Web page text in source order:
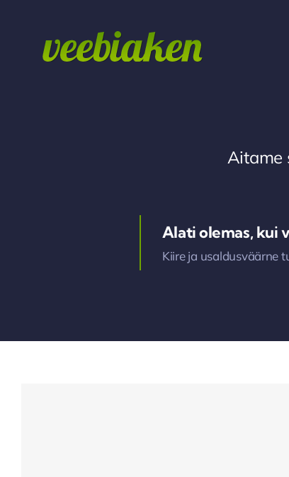
Aitame
Alati olemas, kui
Kiire ja usaldusväärne